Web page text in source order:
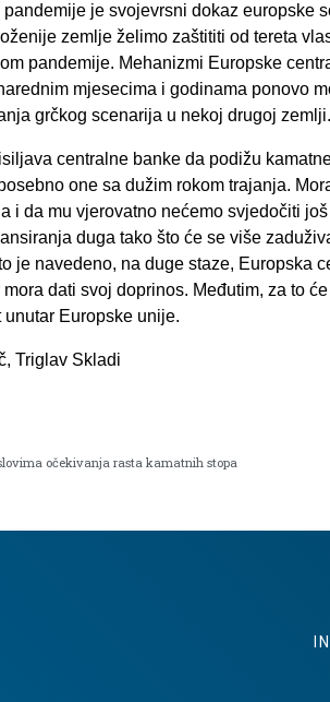
je svojevrsni dokaz europske
zemlje želimo zaštititi od tereta
pandemije. Mehanizmi Europske
mjesecima i godinama ponovo
grčkog scenarija u nekoj drugoj zemlji.
centralne banke da podižu
one sa dužim rokom trajanja.
i da mu vjerovatno nećemo svjedočiti
duga tako što će se više
je navedeno, na duge staze, Europska
dati svoj doprinos. Međutim, za to
Europske unije.
Triglav Skladi
očekivanja rasta kamatnih stopa